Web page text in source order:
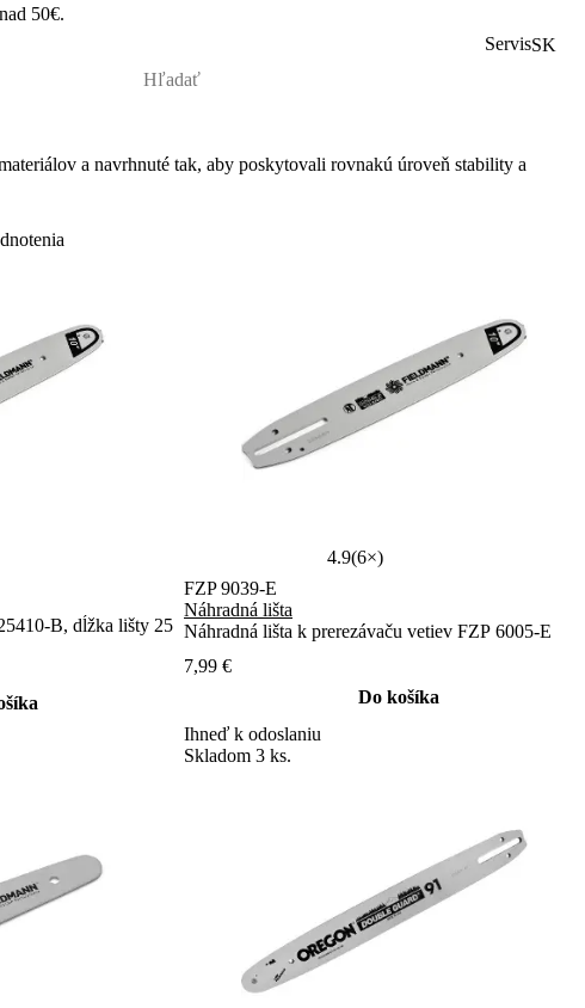
50€.
ServisSK
a navrhnuté tak, aby poskytovali rovnakú úroveň stability a
B, dĺžka lišty 25
4.9(6×)
FZP 9039-E
Náhradná lišta
Náhradná lišta k prerezávaču vetiev FZP 6005-E
7,99 €
Do košíka
Ihneď k odoslaniu
Skladom 3 ks.